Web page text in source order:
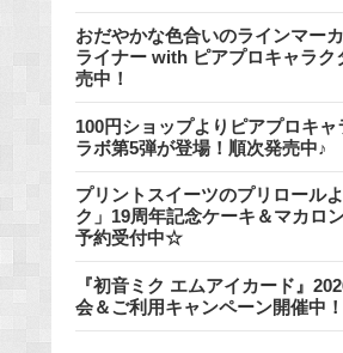
おだやかな色合いのラインマー
ライナー with ピアプロキャラク
売中！
100円ショップよりピアプロキャ
ラボ第5弾が登場！順次発売中♪
プリントスイーツのプリロール
ク」19周年記念ケーキ＆マカロ
予約受付中☆
『初音ミク エムアイカード』
会＆ご利用キャンペーン開催中！